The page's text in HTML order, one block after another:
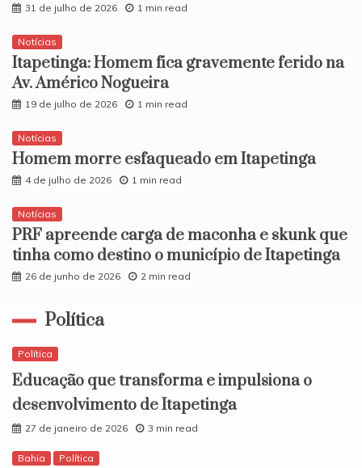
31 de julho de 2026 1 min read
Notícias
Itapetinga: Homem fica gravemente ferido na
Av. Américo Nogueira
19 de julho de 2026 1 min read
Notícias
Homem morre esfaqueado em Itapetinga
4 de julho de 2026 1 min read
Notícias
PRF apreende carga de maconha e skunk que
tinha como destino o município de Itapetinga
26 de junho de 2026 2 min read
Política
Política
Educação que transforma e impulsiona o
desenvolvimento de Itapetinga
27 de janeiro de 2026 3 min read
Bahia Política